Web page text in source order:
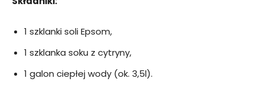
1 szklanki soli Epsom,
1 szklanka soku z cytryny,
1 galon ciepłej wody (ok. 3,5l).